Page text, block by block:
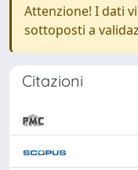
Attenzione! I dati
sottoposti a
Citazioni